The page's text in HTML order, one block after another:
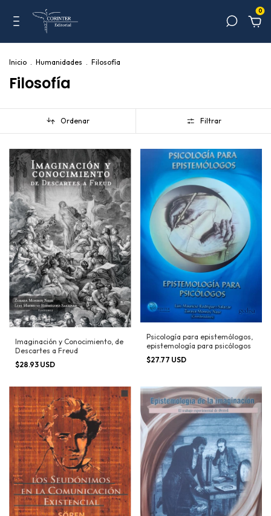
0
Inicio . Humanidades . Filosofía
Filosofía
Ordenar Filtrar
Imaginación y Conocimiento, de
Descartes a Freud
$28.93 USD
Psicología para epistemólogos,
epistemología para psicólogos
$27.77 USD